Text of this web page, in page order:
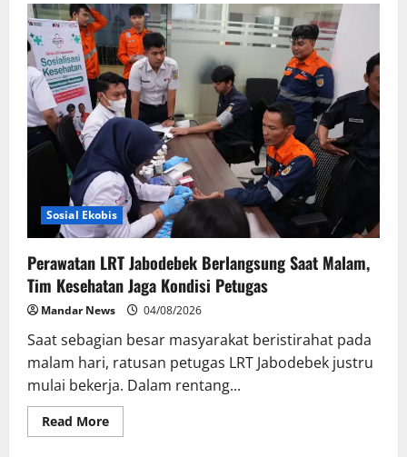
Perkebunan
Nusantara
Dorong
Kepedulian
Sosial
melalui
Aksi
Donor
Darah
Sri
Pamela
Medika
Nusantara
Sosial Ekobis
Perawatan LRT Jabodebek Berlangsung Saat Malam,
Tim Kesehatan Jaga Kondisi Petugas
Mandar News 04/08/2026
Saat sebagian besar masyarakat beristirahat pada
malam hari, ratusan petugas LRT Jabodebek justru
mulai bekerja. Dalam rentang...
Read MoreRead
more